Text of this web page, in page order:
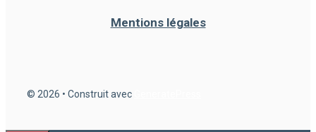
Mentions légales
© 2026 • Construit avec